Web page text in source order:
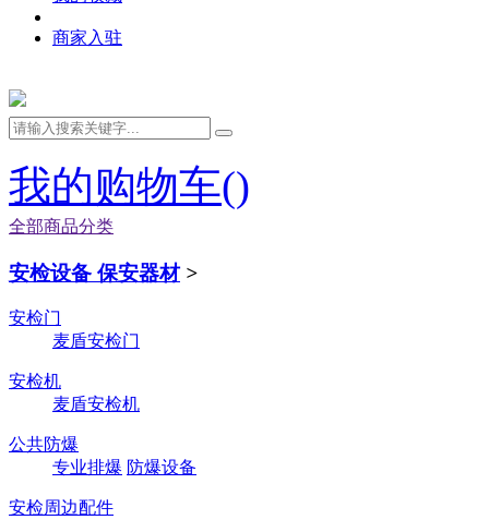
商家入驻
我的购物车()
全部商品分类
安检设备 保安器材 >
安检门
麦盾安检门
安检机
麦盾安检机
公共防爆
专业排爆 防爆设备
安检周边配件